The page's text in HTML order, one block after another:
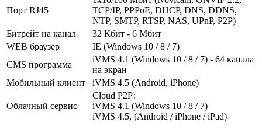
Порт RJ45
TCP/IP, PPPoE, DHCP, DNS, DDNS,
NTP, SMTP, RTSP, NAS, UPnP, P2P)
Битрейт на канал
32 Кбит - 6 Мбит
WEB браузер
IE (Windows 10 / 8 / 7)
CMS программа
iVMS 4.1 (Windows 10 / 8 / 7) - 64 канала
на экран
Мобильный клиент
iVMS 4.5 (Android, iPhone)
Облачный сервис
Cloud Р2Р:
iVMS 4.1 (Windows 10 / 8 / 7)
iVMS 4.5, (Android / iPhone / iPad)